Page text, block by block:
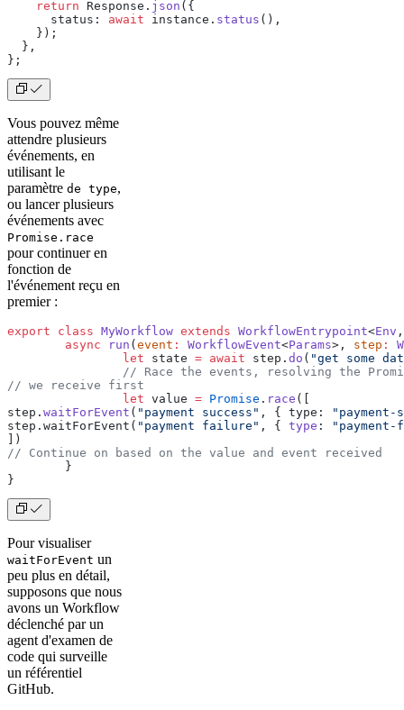
    return
Response. json ({
      status:
await instance. status (),
    });
  },
};
Vous pouvez même
attendre plusieurs
événements, en
utilisant le
paramètre de type,
ou lancer plusieurs
événements avec
Promise.race
pour continuer en
fonction de
l'événement reçu en
premier :
export class MyWorkflow extends WorkflowEntrypoint<Env
	async
run (event : WorkflowEvent<Params>, step :
		let
state = await step. do ( "get some
// Race the events, resolving the
// we receive first
		let
value = Promise . race ([
step. waitForEvent ( "payment success" , { type:
"payment-
step.waitForEvent( "payment failure" , { type :
])
// Continue on based on the value and event received
	}
}
Pour visualiser
waitForEvent un
peu plus en détail,
supposons que nous
avons un Workflow
déclenché par un
agent d'examen de
code qui surveille
un référentiel
GitHub.